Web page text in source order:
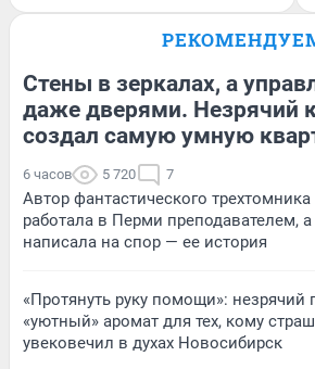
Стены в зеркалах, а
даже дверями. Незрячий
создал самую умную
6 часов 5 720 7
Автор фантастического трехтомника
работала в Перми преподавателем,
написала на спор — ее история
«Протянуть руку помощи»:
«уютный» аромат для тех, кому
увековечил в духах Новосибирск